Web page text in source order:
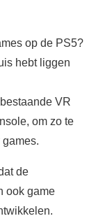
op de PS5?
hebt liggen
VR
om zo te
de
ook game